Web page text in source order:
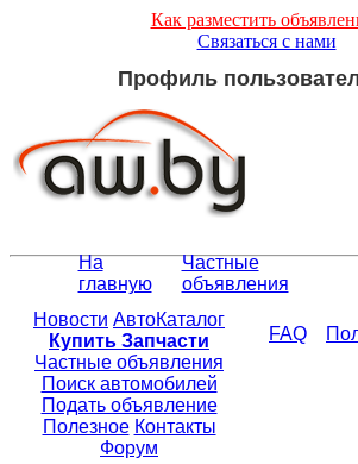
Как разместить
Связаться с нами
Профиль
На
главную
Частные
объявления
Новости АвтоКаталог
Купить Запчасти
Частные объявления
Поиск автомобилей
Подать объявление
Полезное Контакты
Форум
FAQ